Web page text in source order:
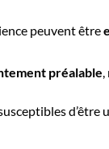
peuvent être
préalable